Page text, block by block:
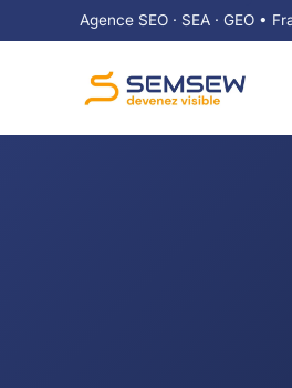
Agence SEO · SEA · GEO •